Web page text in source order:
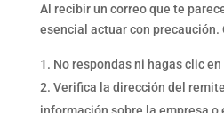
Al recibir un correo que te
esencial actuar con
No respondas ni hagas clic
Verifica la dirección del
información sobre la empresa o